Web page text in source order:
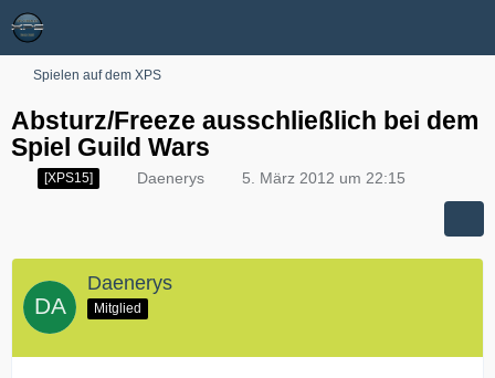
Spielen auf dem XPS
Absturz/Freeze ausschließlich bei dem
Spiel Guild Wars
[XPS15] Daenerys 5. März 2012 um 22:15
Daenerys
Mitglied